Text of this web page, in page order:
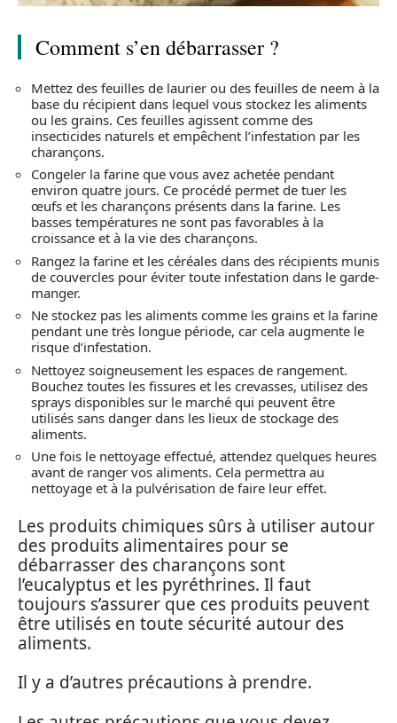
Comment s’en débarrasser ?
Mettez des feuilles de laurier ou des feuilles de neem à la
base du récipient dans lequel vous stockez les aliments
ou les grains. Ces feuilles agissent comme des
insecticides naturels et empêchent l’infestation par les
charançons.
Congeler la farine que vous avez achetée pendant
environ quatre jours. Ce procédé permet de tuer les
œufs et les charançons présents dans la farine. Les
basses températures ne sont pas favorables à la
croissance et à la vie des charançons.
Rangez la farine et les céréales dans des récipients munis
de couvercles pour éviter toute infestation dans le garde-
manger.
Ne stockez pas les aliments comme les grains et la farine
pendant une très longue période, car cela augmente le
risque d’infestation.
Nettoyez soigneusement les espaces de rangement.
Bouchez toutes les fissures et les crevasses, utilisez des
sprays disponibles sur le marché qui peuvent être
utilisés sans danger dans les lieux de stockage des
aliments.
Une fois le nettoyage effectué, attendez quelques heures
avant de ranger vos aliments. Cela permettra au
nettoyage et à la pulvérisation de faire leur effet.
Les produits chimiques sûrs à utiliser autour
des produits alimentaires pour se
débarrasser des charançons sont
l’eucalyptus et les pyréthrines. Il faut
toujours s’assurer que ces produits peuvent
être utilisés en toute sécurité autour des
aliments.
Il y a d’autres précautions à prendre.